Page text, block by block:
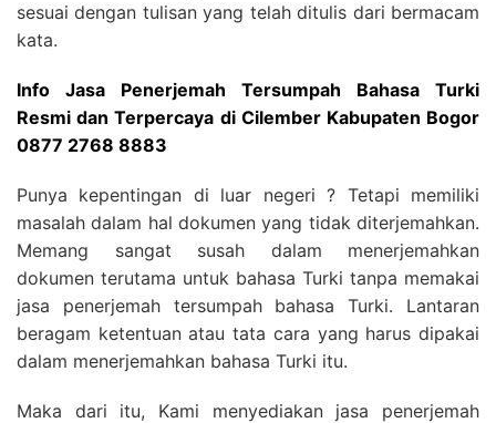
sesuai dengan tulisan yang telah ditulis dari bermacam
kata.
Info Jasa Penerjemah Tersumpah Bahasa Turki
Resmi dan Terpercaya di Cilember Kabupaten Bogor
0877 2768 8883
Punya kepentingan di luar negeri ? Tetapi memiliki
masalah dalam hal dokumen yang tidak diterjemahkan.
Memang sangat susah dalam menerjemahkan
dokumen terutama untuk bahasa Turki tanpa memakai
jasa penerjemah tersumpah bahasa Turki. Lantaran
beragam ketentuan atau tata cara yang harus dipakai
dalam menerjemahkan bahasa Turki itu.
Maka dari itu, Kami menyediakan jasa penerjemah